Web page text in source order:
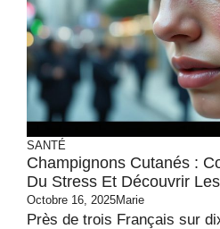
SANTÉ
Champignons Cutanés :
Du Stress Et Découvrir
Octobre 16, 2025Marie
Près de trois Français sur